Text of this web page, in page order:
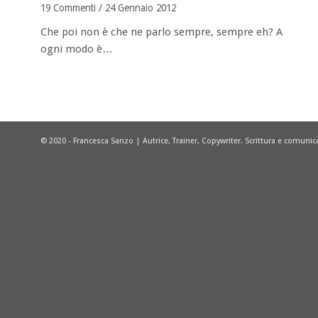
19 Commenti / 24 Gennaio 2012
Che poi non è che ne parlo sempre, sempre eh? A
ogni modo è…
© 2020 - Francesca Sanzo | Autrice, Trainer, Copywriter. Scrittura e